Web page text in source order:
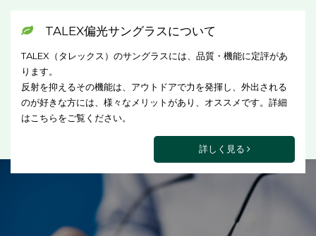
TALEX偏光サングラスについて
TALEX（タレックス）のサングラスには、品質・機能に定評があ
ります。
反射を抑えるその機能は、アウトドアで力を発揮し、外出される
のが好きな方には、様々なメリットがあり、オススメです。詳細
はこちらをご覧ください。
詳しく見る